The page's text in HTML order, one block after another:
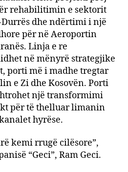
rehabilitimin e sektorit
dhe ndërtimi i një
për në Aeroportin
Linja e re
në mënyrë strategjike
porti më i madhe tregtar
e Zi dhe Kosovën. Porti
një transformimi
për të thelluar limanin
hyrëse.
kemi rrugë cilësore”,
“Geci”, Ram Geci.